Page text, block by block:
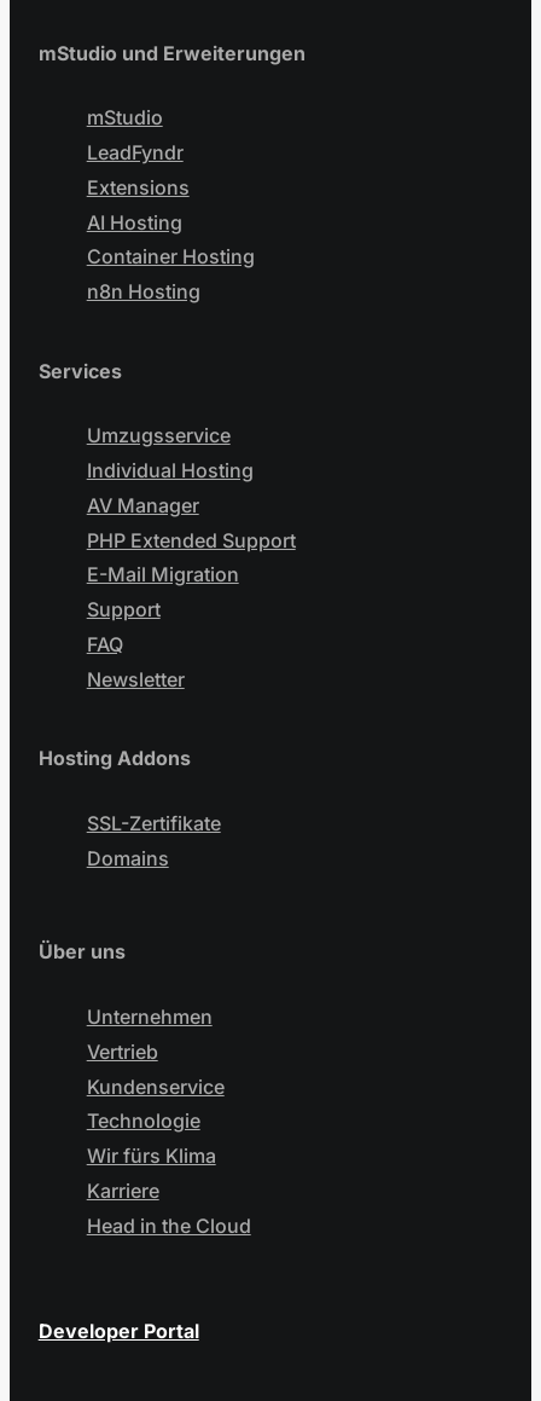
mStudio und Erweiterungen
mStudio
LeadFyndr
Extensions
AI Hosting
Container Hosting
n8n Hosting
Services
Umzugsservice
Individual Hosting
AV Manager
PHP Extended Support
E-Mail Migration
Support
FAQ
Newsletter
Hosting Addons
SSL-Zertifikate
Domains
Über uns
Unternehmen
Vertrieb
Kundenservice
Technologie
Wir fürs Klima
Karriere
Head in the Cloud
Developer Portal